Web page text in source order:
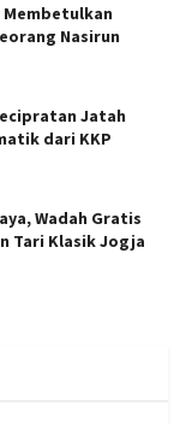
Membetulkan
Nasirun
Jatah
dari KKP
Wadah Gratis
Tari Klasik Jogja